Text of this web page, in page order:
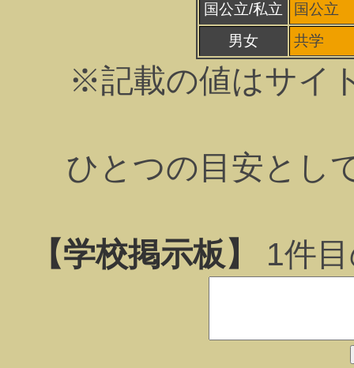
国公立/私立
国公立
男女
共学
※記載の値はサイ
ひとつの目安とし
【学校掲示板】 1件